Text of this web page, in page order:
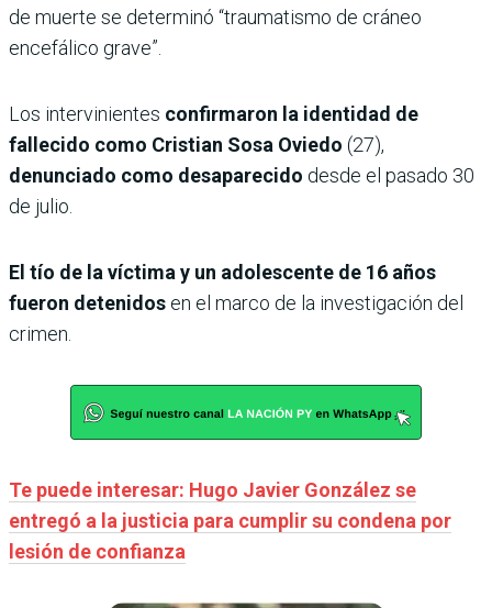
de muerte se determinó “traumatismo de cráneo
encefálico grave”.
Los intervinientes confirmaron la identidad de
fallecido como Cristian Sosa Oviedo (27),
denunciado como desaparecido desde el pasado 30
de julio.
El tío de la víctima y un adolescente de 16 años
fueron detenidos en el marco de la investigación del
crimen.
Te puede interesar: Hugo Javier González se
entregó a la justicia para cumplir su condena por
lesión de confianza